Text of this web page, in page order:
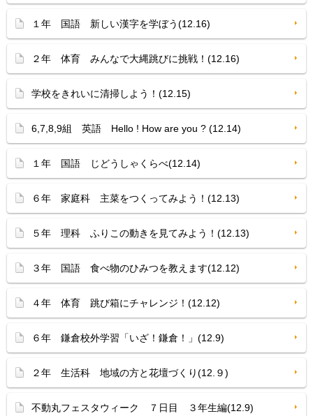
１年 国語 新しい漢字を学ぼう(12.16)
２年 体育 みんなで大縄跳びに挑戦！(12.16)
学校をきれいに清掃しよう！(12.15)
6,7,8,9組 英語 Hello ! How are you ? (12.14)
１年 国語 じどうしゃくらべ(12.14)
６年 家庭科 主菜をつくってみよう！(12.13)
５年 理科 ふりこの動きを見てみよう！(12.13)
３年 国語 食べ物のひみつを教えます(12.12)
４年 体育 跳び箱にチャレンジ！(12.12)
６年 鎌倉校外学習「いざ！鎌倉！」(12.9)
２年 生活科 地域の方と花壇づくり(12.９)
不動丸フェスタウィーク ７日目 ３年生編(12.9)